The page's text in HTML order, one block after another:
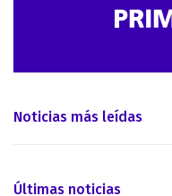
Noticias más leídas
Últimas noticias